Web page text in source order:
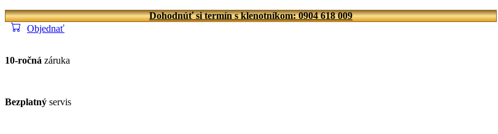
Dohodnúť si termín s klenotníkom: 0904 618 009
Objednať
10-ročná záruka
Bezplatný servis